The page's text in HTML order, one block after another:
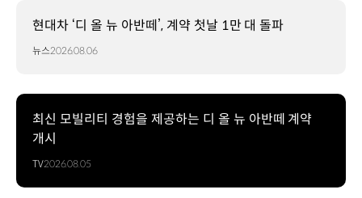
현대차 ‘디 올 뉴 아반떼’, 계약 첫날 1만 대 돌파
뉴스2026.08.06
최신 모빌리티 경험을 제공하는 디 올 뉴 아반떼 계약
개시
TV2026.08.05